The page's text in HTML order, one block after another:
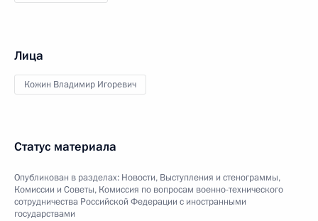
Лица
Кожин Владимир Игоревич
Статус материала
Опубликован в разделах: Новости, Выступления и стенограммы,
Комиссии и Советы, Комиссия по вопросам военно-технического
сотрудничества Российской Федерации с иностранными
государствами